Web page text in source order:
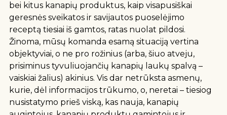
bei kitus kanapių produktus, kaip visapusiškai
geresnės sveikatos ir savijautos puoselėjimo
receptą tiesiai iš gamtos, ratas nuolat pildosi.
Žinoma, mūsų komanda esamą situaciją vertina
objektyviai, o ne pro rožinius (arba, šiuo atveju,
prisiminus tyvuliuojančių kanapių laukų spalvą –
vaiskiai žalius) akinius. Vis dar netrūksta asmenų,
kurie, dėl informacijos trūkumo, o, neretai – tiesiog
nusistatymo prieš viską, kas nauja, kanapių